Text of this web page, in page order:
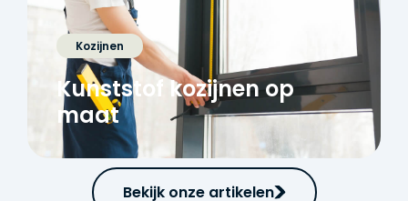
Kozijnen
Kunststof kozijnen op
maat
Bekijk onze artikelen